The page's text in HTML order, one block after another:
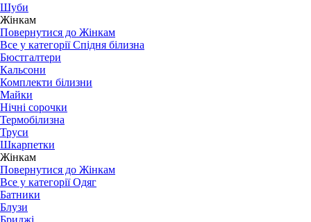
Шуби
Жінкам
Повернутися до Жінкам
Все у категорії Спідня білизна
Бюстгалтери
Кальсони
Комплекти білизни
Майки
Нічні сорочки
Термобілизна
Труси
Шкарпетки
Жінкам
Повернутися до Жінкам
Все у категорії Одяг
Батники
Блузи
Бриджі